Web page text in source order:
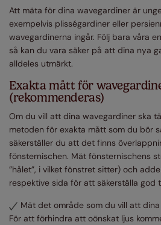
Att mäta för dina wavegardiner är
exempelvis plisségardiner eller
wavegardinerna ingår. Följ bara våra
så kan du vara säker på att dina nya
alldeles utmärkt.
Exakta mått för
(rekommenderas)
Om du vill att dina wavegardiner ska
metoden för exakta mått som du bör
säkerställer du att det finns
fönsternischen. Mät fönsternischens
”hålet”, i vilket fönstret sitter) och
respektive sida för att säkerställa god
Mät det område som du vill att
För att förhindra att oönskat ljus